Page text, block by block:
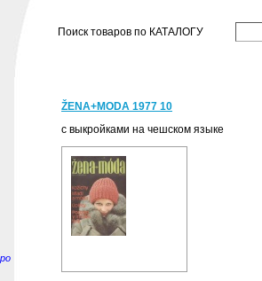
Поиск товаров по КАТАЛОГУ
ŽENA+MODA 1977 10
с выкройками на чешском языке